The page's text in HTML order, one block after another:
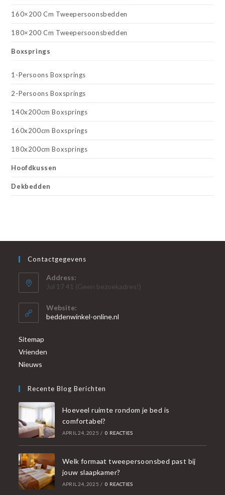
160×200 Cm Tweepersoonsbedden
180×200 Cm Tweepersoonsbedden
Boxsprings
1-Persoons Boxsprings
2-Persoons Boxsprings
140x200cm Boxsprings
160x200cm Boxsprings
180x200cm Boxsprings
Hoofdkussen
Dekbedden
Contactgegevens
Address:
Jol 17 41 (Geen bezoekadres!)
Website:
beddenwinkel-online.nl
Sitemap
Vrienden
Nieuws
Recente Blog Berichten
Hoeveel ruimte rondom je bed is
comfortabel?
APRIL 24, 2025 / 0 REACTIES
Welk formaat tweepersoonsbed past bij
jouw slaapkamer?
APRIL 24, 2025 / 0 REACTIES